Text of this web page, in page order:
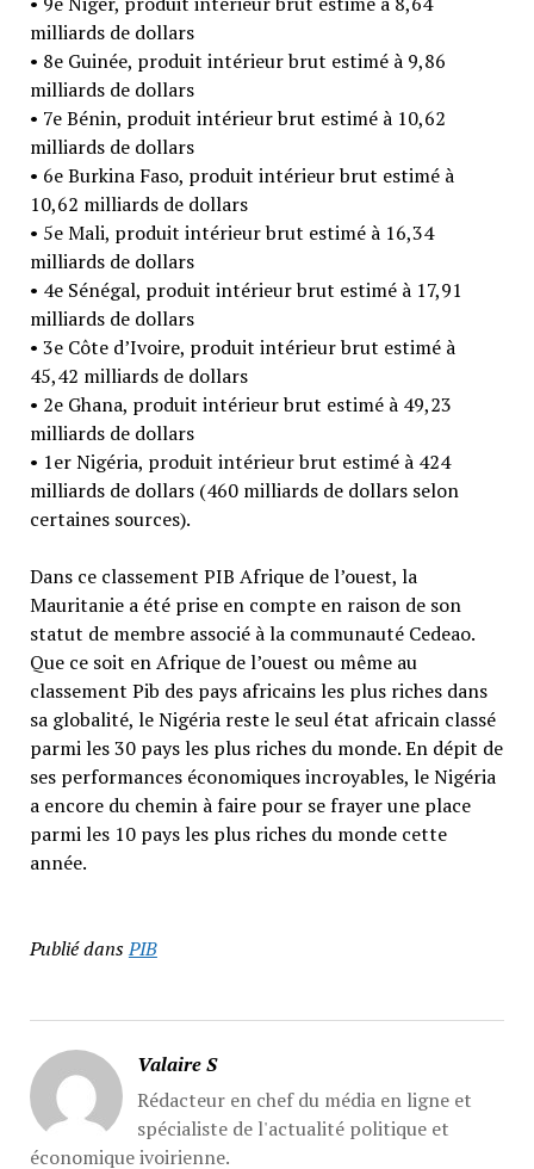
milliards de dollars
• 8e Guinée, produit intérieur brut estimé à 9,86
milliards de dollars
• 7e Bénin, produit intérieur brut estimé à 10,62
milliards de dollars
• 6e Burkina Faso, produit intérieur brut estimé à
10,62 milliards de dollars
• 5e Mali, produit intérieur brut estimé à 16,34
milliards de dollars
• 4e Sénégal, produit intérieur brut estimé à 17,91
milliards de dollars
• 3e Côte d’Ivoire, produit intérieur brut estimé à
45,42 milliards de dollars
• 2e Ghana, produit intérieur brut estimé à 49,23
milliards de dollars
• 1er Nigéria, produit intérieur brut estimé à 424
milliards de dollars (460 milliards de dollars selon
certaines sources).
Dans ce classement PIB Afrique de l’ouest, la
Mauritanie a été prise en compte en raison de son
statut de membre associé à la communauté Cedeao.
Que ce soit en Afrique de l’ouest ou même au
classement Pib des pays africains les plus riches dans
sa globalité, le Nigéria reste le seul état africain classé
parmi les 30 pays les plus riches du monde. En dépit de
ses performances économiques incroyables, le Nigéria
a encore du chemin à faire pour se frayer une place
parmi les 10 pays les plus riches du monde cette
année.
Publié dansPIB
Valaire S
Rédacteur en chef du média en ligne et
spécialiste de l'actualité politique et
économique ivoirienne.